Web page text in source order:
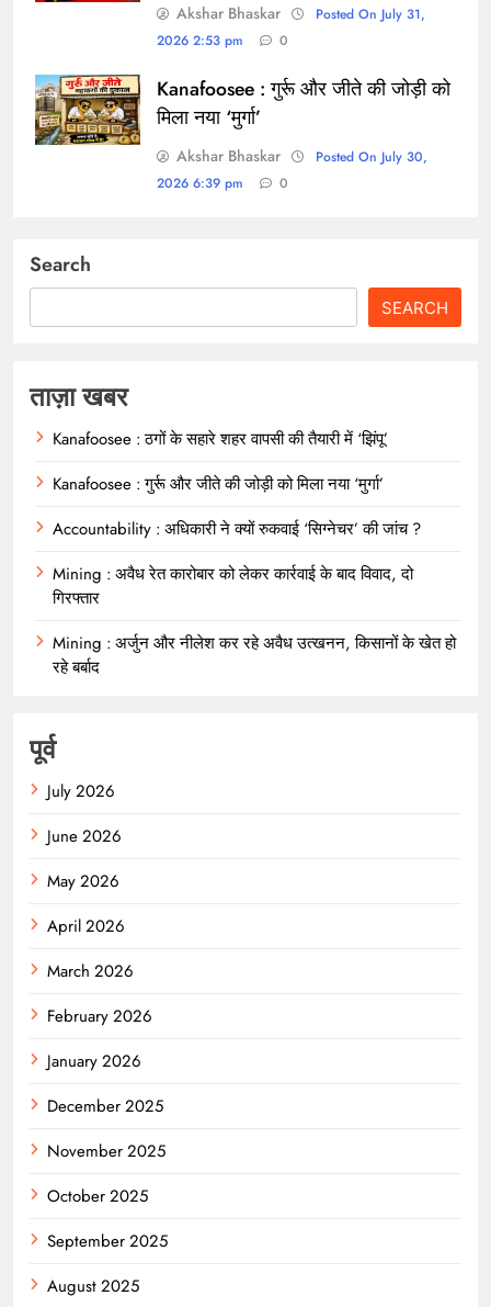
Akshar Bhaskar
Posted On July 31,
2026 2:53 pm
0
Kanafoosee : गुर्रू और जीते की जोड़ी को
मिला नया ‘मुर्गा’
Akshar Bhaskar
Posted On July 30,
2026 6:39 pm
0
Search
SEARCH
ताज़ा खबर
Kanafoosee : ठगों के सहारे शहर वापसी की तैयारी में ‘झिंपू’
Kanafoosee : गुर्रू और जीते की जोड़ी को मिला नया ‘मुर्गा’
Accountability : अधिकारी ने क्यों रुकवाई ‘सिग्नेचर’ की जांच ?
Mining : अवैध रेत कारोबार को लेकर कार्रवाई के बाद विवाद, दो
गिरफ्तार
Mining : अर्जुन और नीलेश कर रहे अवैध उत्खनन, किसानों के खेत हो
रहे बर्बाद
पूर्व
July 2026
June 2026
May 2026
April 2026
March 2026
February 2026
January 2026
December 2025
November 2025
October 2025
September 2025
August 2025